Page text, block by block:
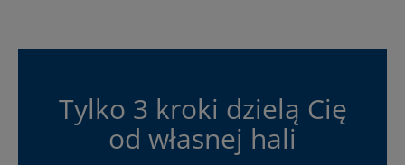
Tylko 3 kroki dzielą Cię
od własnej hali